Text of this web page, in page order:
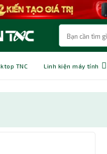
TNC Linh kiện máy tính